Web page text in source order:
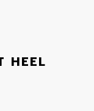
HEEL